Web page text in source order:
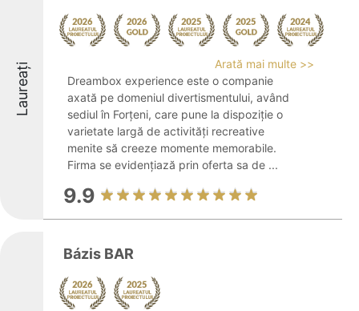
Laureați
Arată mai multe >>
Dreambox experience este o companie
axată pe domeniul divertismentului, având
sediul în Forţeni, care pune la dispoziție o
varietate largă de activități recreative
menite să creeze momente memorabile.
Firma se evidențiază prin oferta sa de ...
9.9
Bázis BAR